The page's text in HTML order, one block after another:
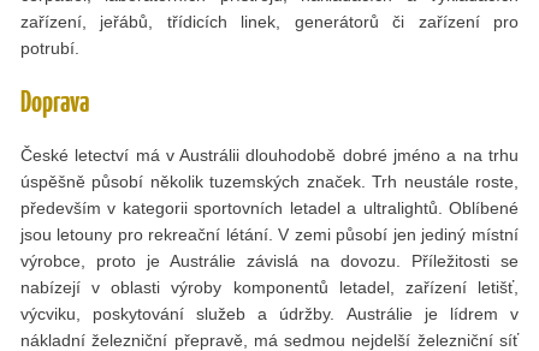
zařízení, jeřábů, třídicích linek, generátorů či zařízení pro
potrubí.
Doprava
České letectví má v Austrálii dlouhodobě dobré jméno a na trhu
úspěšně působí několik tuzemských značek. Trh neustále roste,
především v kategorii sportovních letadel a ultralightů. Oblíbené
jsou letouny pro rekreační létání. V zemi působí jen jediný místní
výrobce, proto je Austrálie závislá na dovozu. Příležitosti se
nabízejí v oblasti výroby komponentů letadel, zařízení letišť,
výcviku, poskytování služeb a údržby. Austrálie je lídrem v
nákladní železniční přepravě, má sedmou nejdelší železniční síť